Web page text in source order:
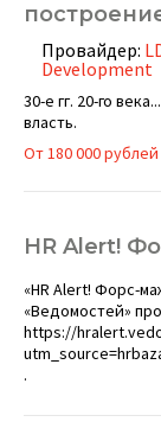
Провайдер:
Development
30-е гг. 20-го
власть.
От 180 000 рублей
HR Alert!
«HR Alert! Форс-
«Ведомостей»
https://
.